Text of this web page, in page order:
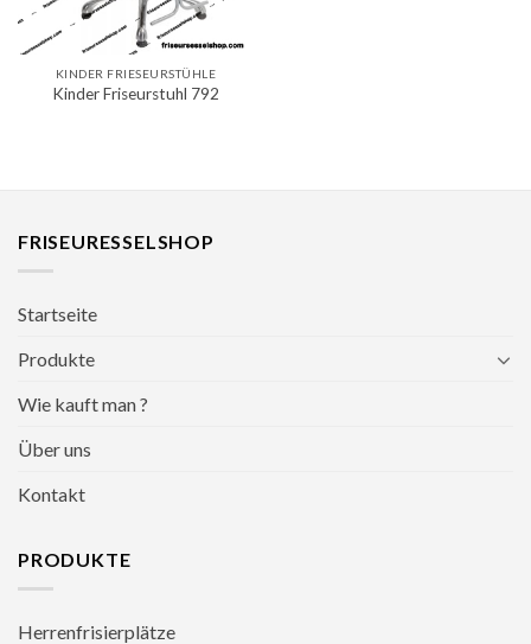
KINDER FRIESEURSTÜHLE
Kinder Friseurstuhl 792
FRISEURESSELSHOP
Startseite
Produkte
Wie kauft man ?
Über uns
Kontakt
PRODUKTE
Herrenfrisierplätze